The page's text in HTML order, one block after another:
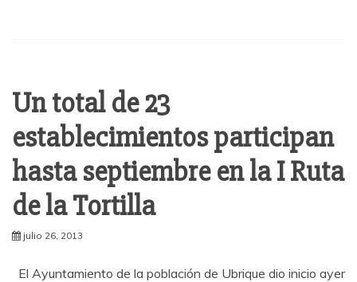
Un total de 23
establecimientos participan
hasta septiembre en la I Ruta
de la Tortilla
julio 26, 2013
El Ayuntamiento de la población de Ubrique dio inicio ayer